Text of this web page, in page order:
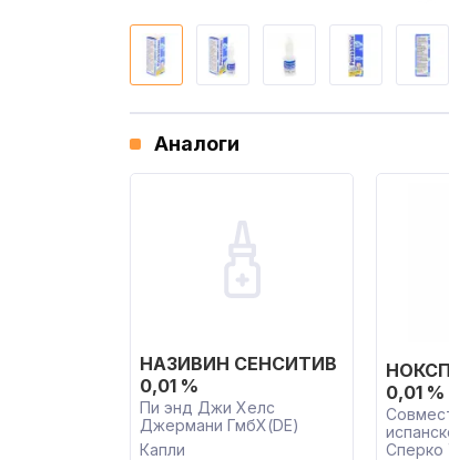
Аналоги
НАЗИВИН СЕНСИТИВ
0,01 %
Пи энд Джи Хелс
Джермани ГмбХ(DE)
Капли
0,01 %
Сперко